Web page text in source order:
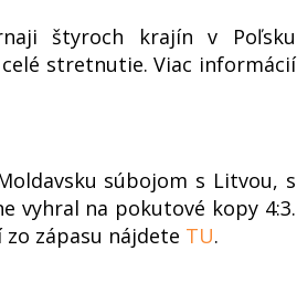
štyroch krajín v Poľsku
stretnutie. Viac informácií
súbojom s Litvou, s
vyhral na pokutové kopy 4:3.
zápasu nájdete TU.